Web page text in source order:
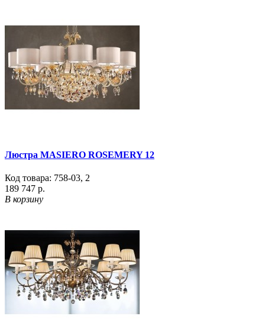
Люстра MASIERO ROSEMERY 12
Код товара: 758-03, 2
189 747 р.
В корзину